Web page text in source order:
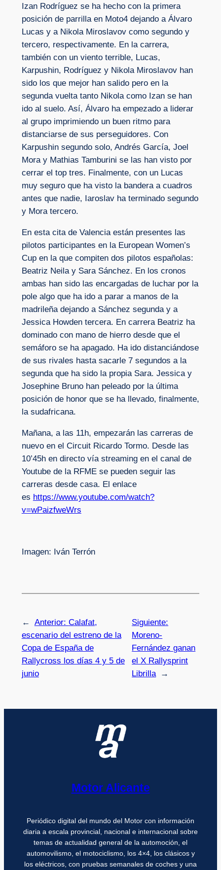
Izan Rodríguez se ha hecho con la primera
posición de parrilla en Moto4 dejando a Álvaro
Lucas y a Nikola Miroslavov como segundo y
tercero, respectivamente. En la carrera,
también con un viento terrible, Lucas,
Karpushin, Rodríguez y Nikola Miroslavov han
sido los que mejor han salido pero en la
segunda vuelta tanto Nikola como Izan se han
ido al suelo. Así, Álvaro ha empezado a liderar
al grupo imprimiendo un buen ritmo para
distanciarse de sus perseguidores. Con
Karpushin segundo solo, Andrés García, Joel
Mora y Mathias Tamburini se las han visto por
cerrar el top tres. Finalmente, con un Lucas
muy seguro que ha visto la bandera a cuadros
antes que nadie, Iaroslav ha terminado segundo
y Mora tercero.
En esta cita de Valencia están presentes las
pilotos participantes en la European Women’s
Cup en la que compiten dos pilotos españolas:
Beatriz Neila y Sara Sánchez. En los cronos
ambas han sido las encargadas de luchar por la
pole algo que ha ido a parar a manos de la
madrileña dejando a Sánchez segunda y a
Jessica Howden tercera. En carrera Beatriz ha
dominado con mano de hierro desde que el
semáforo se ha apagado. Ha ido distanciándose
de sus rivales hasta sacarle 7 segundos a la
segunda que ha sido la propia Sara. Jessica y
Josephine Bruno han peleado por la última
posición de honor que se ha llevado, finalmente,
la sudafricana.
Mañana, a las 11h, empezarán las carreras de
nuevo en el Circuit Ricardo Tormo. Desde las
10’45h en directo vía streaming en el canal de
Youtube de la RFME se pueden seguir las
carreras desde casa. El enlace
es https://www.youtube.com/watch?
v=wPaizfweWrs
Imagen: Iván Terrón
← Anterior: Calafat,
escenario del estreno de la
Copa de España de
Rallycross los días 4 y 5 de
junio
Siguiente:
Moreno-
Fernández ganan
el X Rallysprint
Librilla
→
Motor Alicante
Periódico digital del mundo del Motor con información
diaria a escala provincial, nacional e internacional sobre
temas de actualidad general de la automoción, el
automovilismo, el motociclismo, los 4×4, los clásicos y
los eléctricos, con pruebas semanales de coches y una